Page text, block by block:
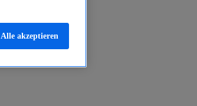
Alle akzeptieren